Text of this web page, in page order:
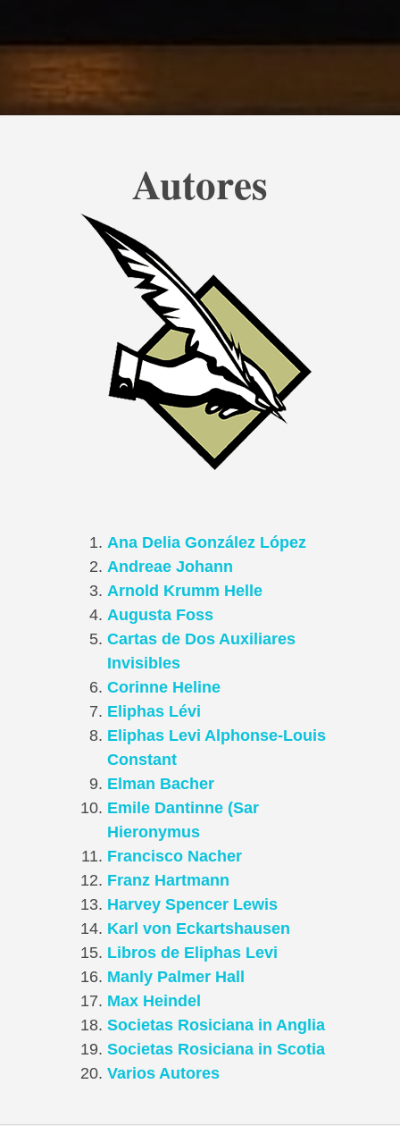
Autores
Ana Delia González López
Andreae Johann
Arnold Krumm Helle
Augusta Foss
Cartas de Dos Auxiliares
Invisibles
Corinne Heline
Eliphas Lévi
Eliphas Levi Alphonse-Louis
Constant
Elman Bacher
Emile Dantinne (Sar
Hieronymus
Francisco Nacher
Franz Hartmann
Harvey Spencer Lewis
Karl von Eckartshausen
Libros de Eliphas Levi
Manly Palmer Hall
Max Heindel
Societas Rosiciana in Anglia
Societas Rosiciana in Scotia
Varios Autores